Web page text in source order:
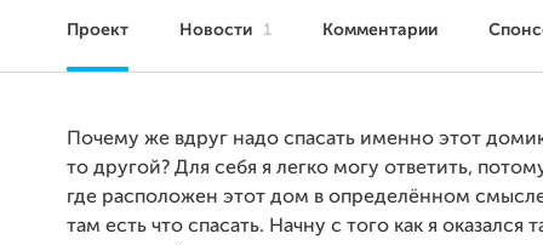
Проект Новости 1 Комментарии
Почему же вдруг надо спасать именно этот
то другой? Для себя я легко могу ответить,
где расположен этот дом в определённом
там есть что спасать. Начну с того как я оказался